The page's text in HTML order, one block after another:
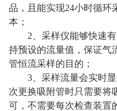
品，且能实现24小时循环
本；
2、采样仪能够快速
持预设的流量值，保证气
管恒流采样的目的；
3、采样流量会实时
次更换吸附管时只需要将
可，不需要每次检查装置